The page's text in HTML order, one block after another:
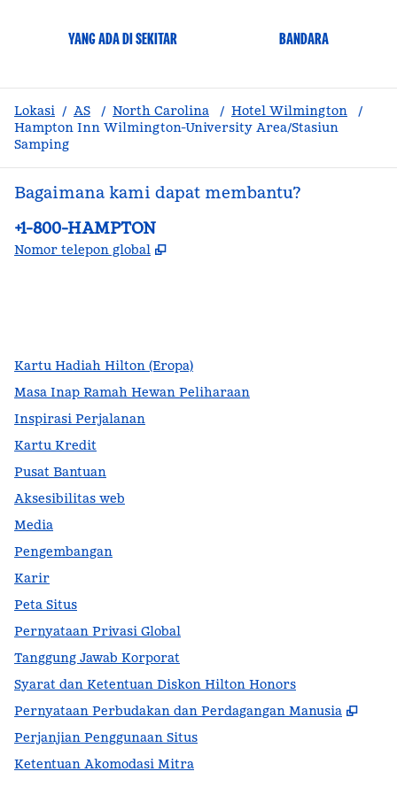
YANG ADA DI SEKITAR BANDARA
Lokasi / AS / North Carolina / Hotel Wilmington
/
Hampton Inn Wilmington-University Area/Stasiun
Samping
Bagaimana kami dapat membantu?
Telepon:
+1-800-HAMPTON
Nomor telepon global ,
Kartu Hadiah Hilton (Eropa)
Masa Inap Ramah Hewan Peliharaan
Inspirasi Perjalanan
Kartu Kredit
Pusat Bantuan
Aksesibilitas web
Media
Pengembangan
Karir
Peta Situs
Pernyataan Privasi Global
Tanggung Jawab Korporat
Syarat dan Ketentuan Diskon Hilton Honors
Pernyataan Perbudakan dan Perdagangan Manusia
,
Perjanjian Penggunaan Situs
Ketentuan Akomodasi Mitra